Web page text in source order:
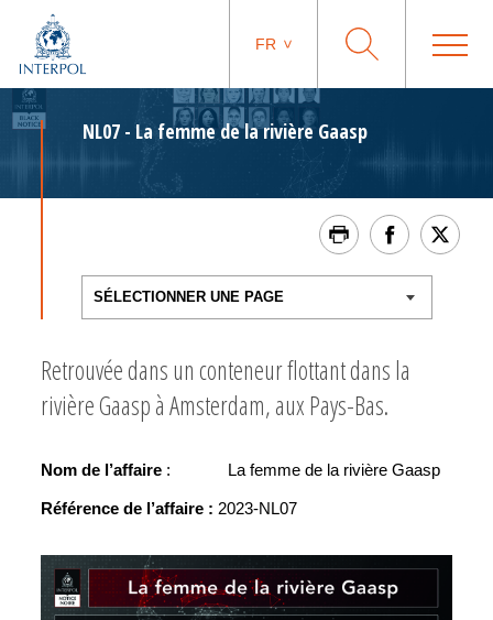
FR
NL07 - La femme de la rivière Gaasp
Retrouvée dans un conteneur flottant dans la
rivière Gaasp à Amsterdam, aux Pays-Bas.
Nom de l’affaire : La femme de la rivière Gaasp
Référence de l’affaire : 2023-NL07